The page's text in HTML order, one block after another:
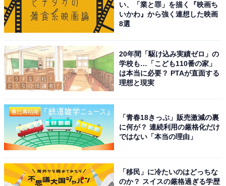
パッケージの隙間から上に向けて、箱を空けていきま
す。※ミシン目があまり深くないのか、途中で切れてし
い、「業と罪」を描く『映画ち
いかわ』から強く連想した映画
8選
20年間「駆け込み実績ゼロ」の
学校も…「こども110番の家」
は本当に必要？ PTAが直面する
理想と現実
「青春18きっぷ」販売激減の裏
に何が？ 連続利用の厳格化だけ
ではない「本当の理由」
「移民」に冷たいのはどっちな
のか？ スイスの厳格過ぎる学歴